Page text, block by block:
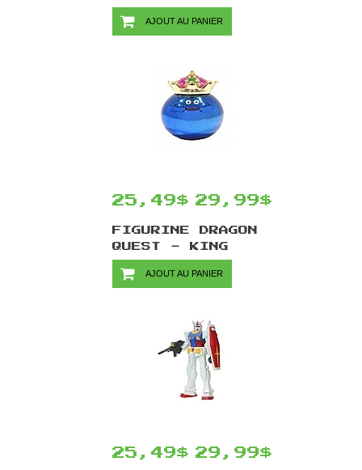
POP UP PARADE
PAR GOOD SMILE
AJOUT AU PANIER
25,49$ 29,99$
FIGURINE DRAGON
QUEST - KING
SLIME 6 CM
AJOUT AU PANIER
25,49$ 29,99$